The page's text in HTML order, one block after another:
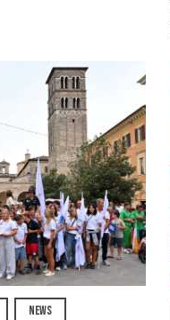
NEWS